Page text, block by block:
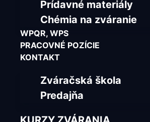
Prídavné materiály
Chémia na zváranie
WPQR, WPS
PRACOVNÉ POZÍCIE
KONTAKT
Zváračská škola
Predajňa